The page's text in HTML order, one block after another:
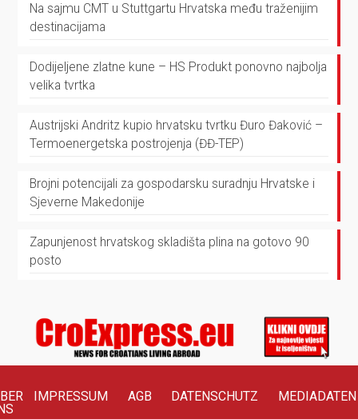
Na sajmu CMT u Stuttgartu Hrvatska među traženijim
destinacijama
Dodijeljene zlatne kune – HS Produkt ponovno najbolja
velika tvrtka
Austrijski Andritz kupio hrvatsku tvrtku Đuro Đaković –
Termoenergetska postrojenja (ĐĐ-TEP)
Brojni potencijali za gospodarsku suradnju Hrvatske i
Sjeverne Makedonije
Zapunjenost hrvatskog skladišta plina na gotovo 90
posto
IMPRESSUM AGB DATENSCHUTZ MEDIADATEN